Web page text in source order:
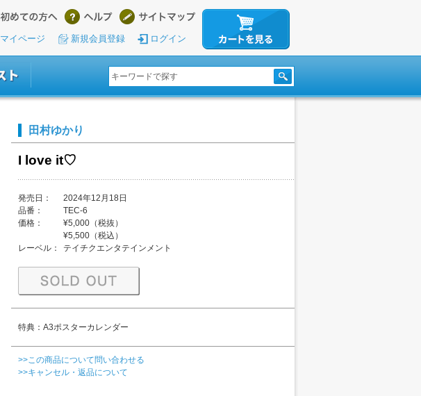
マイページ 新規会員登録 ログイン
田村ゆかり
I love it♡
発売日：
2024年12月18日
品番：
TEC-6
価格：
¥5,000（税抜）
¥5,500（税込）
レーベル：
テイチクエンタテインメント
特典：A3ポスターカレンダー
>>この商品について問い合わせる
>>キャンセル・返品について